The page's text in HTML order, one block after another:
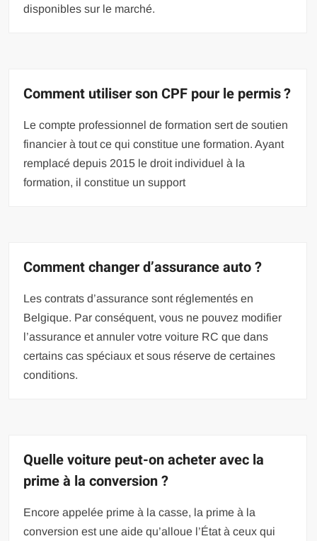
disponibles sur le marché.
Comment utiliser son CPF pour le permis ?
Le compte professionnel de formation sert de soutien
financier à tout ce qui constitue une formation. Ayant
remplacé depuis 2015 le droit individuel à la
formation, il constitue un support
Comment changer d’assurance auto ?
Les contrats d’assurance sont réglementés en
Belgique. Par conséquent, vous ne pouvez modifier
l’assurance et annuler votre voiture RC que dans
certains cas spéciaux et sous réserve de certaines
conditions.
Quelle voiture peut-on acheter avec la
prime à la conversion ?
Encore appelée prime à la casse, la prime à la
conversion est une aide qu’alloue l’État à ceux qui